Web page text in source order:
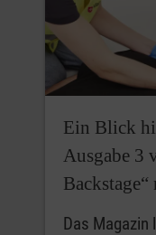
Ein Blick
Ausgabe 3
Das Magazin